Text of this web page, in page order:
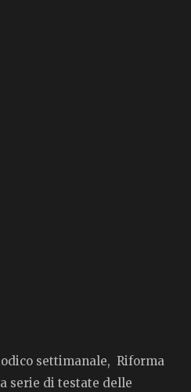
settimanale, Riforma
serie di testate delle